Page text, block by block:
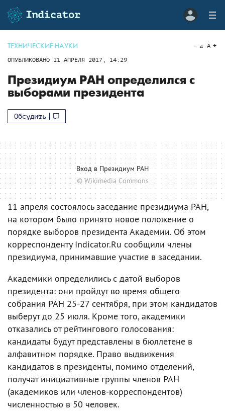
ТЕХНИЧЕСКИЕ НАУКИ
ОПУБЛИКОВАНО 11 АПРЕЛЯ 2017, 14:29
a A
Президиум РАН определился с
выборами президента
Обсудить
Вход в Президиум РАН
© Wikimedia Commons
11 апреля состоялось заседание президиума РАН,
на котором было принято новое положение о
порядке выборов президента Академии. Об этом
корреспонденту Indicator.Ru сообщили члены
президиума, принимавшие участие в заседании.
Академики определились с датой выборов
президента: они пройдут во время общего
собрания РАН 25-27 сентября, при этом кандидатов
выберут до 25 июля. Кроме того, академики
отказались от рейтингового голосования:
кандидаты будут представлены в бюллетене в
алфавитном порядке. Право выдвижения
кандидатов в президенты, помимо отделений,
получат инициативные группы членов РАН
(академиков или членов-корреспондентов)
численностью в 50 человек.